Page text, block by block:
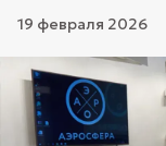
19 февраля 2026